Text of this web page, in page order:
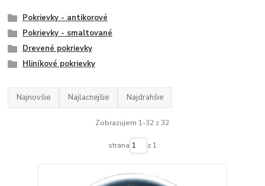
Pokrievky - antikorové
Pokrievky - smaltované
Drevené pokrievky
Hliníkové pokrievky
Najnovšie Najlacnejšie Najdrahšie
Zobrazujem 1-32 z 32
strana z 1